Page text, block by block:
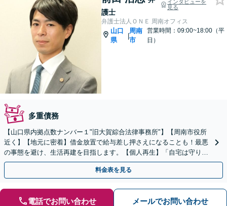
護士
インタビューを
見る
弁護士法人ＯＮＥ 周南オフィス
山口
県
|
周南
市
営業時間：09:00~18:00（平
日）
多重債務
【山口県内拠点数ナンバー１"旧大賀綜合法律事務所"】【周南市役所
近く】【地元に密着】借金放置で給与差し押さえになることも！最悪
の事態を避け、生活再建を目指します。【個人再生】「自宅は守りた
い」などご要望があればお気軽にお申し出ください。
料金表を見る
電話でお問い合わせ メールでお問い合わせ